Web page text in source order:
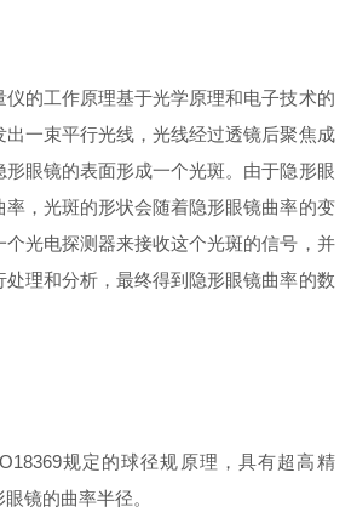
的工作原理基于光学原理和电子技术的
一束平行光线，光线经过透镜后聚焦成
眼镜的表面形成一个光斑。由于隐形眼
，光斑的形状会随着隐形眼镜曲率的变
光电探测器来接收这个光斑的信号，并
理和分析，最终得到隐形眼镜曲率的数
规定的球径规原理，具有超高精
镜的曲率半径。